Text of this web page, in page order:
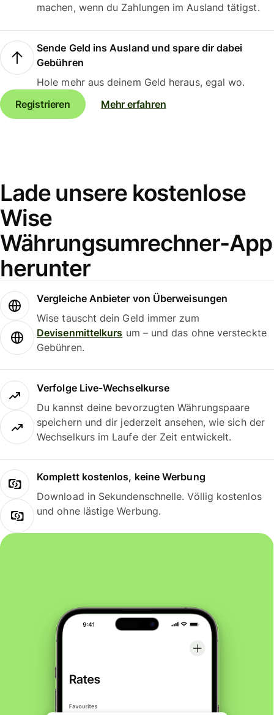
machen, wenn du Zahlungen im Ausland tätigst.
Sende Geld ins Ausland und spare dir dabei
Gebühren
Hole mehr aus deinem Geld heraus, egal wo.
Registrieren
Mehr erfahren
Lade unsere kostenlose
Wise
Währungsumrechner-App
herunter
Vergleiche Anbieter von Überweisungen
Wise tauscht dein Geld immer zum
Devisenmittelkurs um – und das ohne versteckte
Gebühren.
Verfolge Live-Wechselkurse
Du kannst deine bevorzugten Währungspaare
speichern und dir jederzeit ansehen, wie sich der
Wechselkurs im Laufe der Zeit entwickelt.
Komplett kostenlos, keine Werbung
Download in Sekundenschnelle. Völlig kostenlos
und ohne lästige Werbung.